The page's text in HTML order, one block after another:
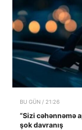
BU GÜN / 21:26
“Sizi cəhənnəmə
şok davranış